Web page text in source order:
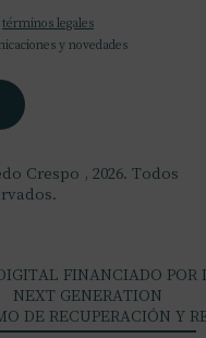
términos legales
y novedades
Crespo , 2026. Todos
FINANCIADO POR
NEXT GENERATION
DE RECUPERACIÓN Y